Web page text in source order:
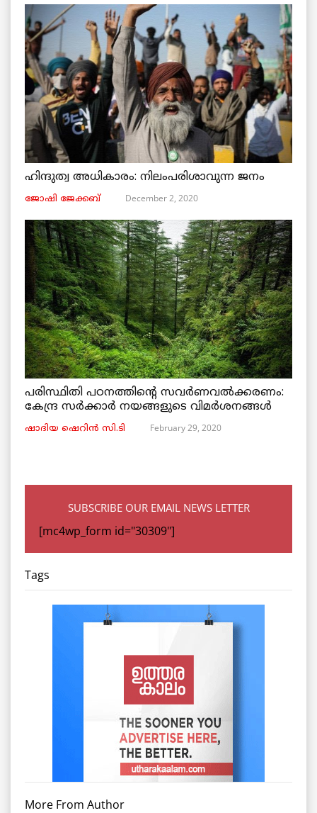
ഹിന്ദുത്വ അധികാരം: നിലംപരിശാവുന്ന ജനം
ജോഷി ജേക്കബ് December 2, 2020
പരിസ്ഥിതി പഠനത്തിൻ്റെ സവർണവൽക്കരണം:
കേന്ദ്ര സർക്കാർ നയങ്ങളുടെ വിമർശനങ്ങൾ
ഷാദിയ ഷെറിൻ സി.ടി February 29, 2020
SUBSCRIBE OUR EMAIL NEWS LETTER
[mc4wp_form id="30309"]
Tags
More From Author